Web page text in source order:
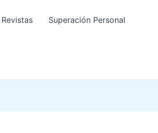
Revistas Superación Personal